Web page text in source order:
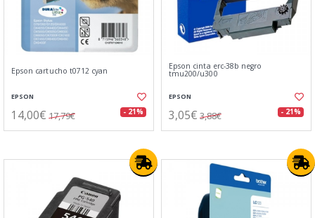
Epson cartucho t0712 cyan
EPSON
14,00€ 17,79€ - 21%
Epson cinta erc-38b negro
tmu200/u300
EPSON
3,05€ 3,88€ - 21%